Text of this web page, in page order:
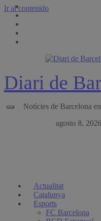
Ir al contenido
Diari de
Notícies de Barcelona
agosto 8, 2026
Actualitat
Catalunya
Esports
FC Barcelona